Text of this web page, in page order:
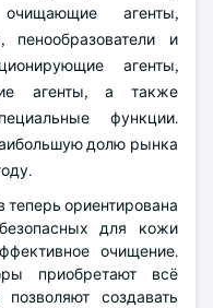
агенты,
пенообразователи и
агенты,
агенты, а также
функции.
долю рынка
теперь ориентирована
для кожи
очищение.
приобретают всё
создавать